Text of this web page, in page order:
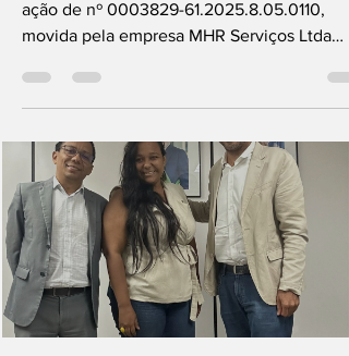
reconhece imunidade
parlamentar
movida pela empresa MHR Serviços Ltda
contra o vereador Juninho (Abimael
Lima Junior), de João Dourado, que havia
sido acusado de causar danos morais após
declarações públicas sobre contratos
administrativos. De acordo com o processo,
parlamentar questionou possíveis
irregularidades envolvendo a empresa, o